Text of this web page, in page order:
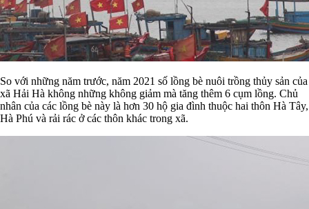
So với những năm trước, năm 2021 số lồng bè nuôi trồng thủy sản của
xã Hải Hà không những không giảm mà tăng thêm 6 cụm lồng. Chủ
nhân của các lồng bè này là hơn 30 hộ gia đình thuộc hai thôn Hà Tây,
Hà Phú và rải rác ở các thôn khác trong xã.